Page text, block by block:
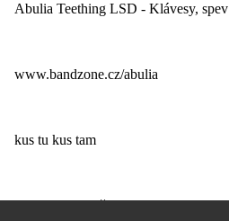
Abulia Teething LSD - Klávesy, spev
www.bandzone.cz/abulia
kus tu kus tam
narodil som sa žijem a zomriem